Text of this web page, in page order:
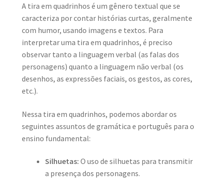
A tira em quadrinhos é um gênero textual que se
caracteriza por contar histórias curtas, geralmente
com humor, usando imagens e textos. Para
interpretar uma tira em quadrinhos, é preciso
observar tanto a linguagem verbal (as falas dos
personagens) quanto a linguagem não verbal (os
desenhos, as expressões faciais, os gestos, as cores,
etc.).
Nessa tira em quadrinhos, podemos abordar os
seguintes assuntos de gramática e português para o
ensino fundamental:
Silhuetas: O uso de silhuetas para transmitir
a presença dos personagens.